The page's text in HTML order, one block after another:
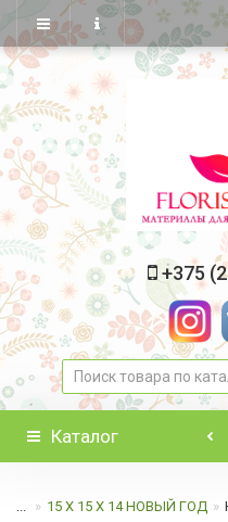
+375
Каталог
... 15 Х 15 Х 14 НОВЫЙ ГОД